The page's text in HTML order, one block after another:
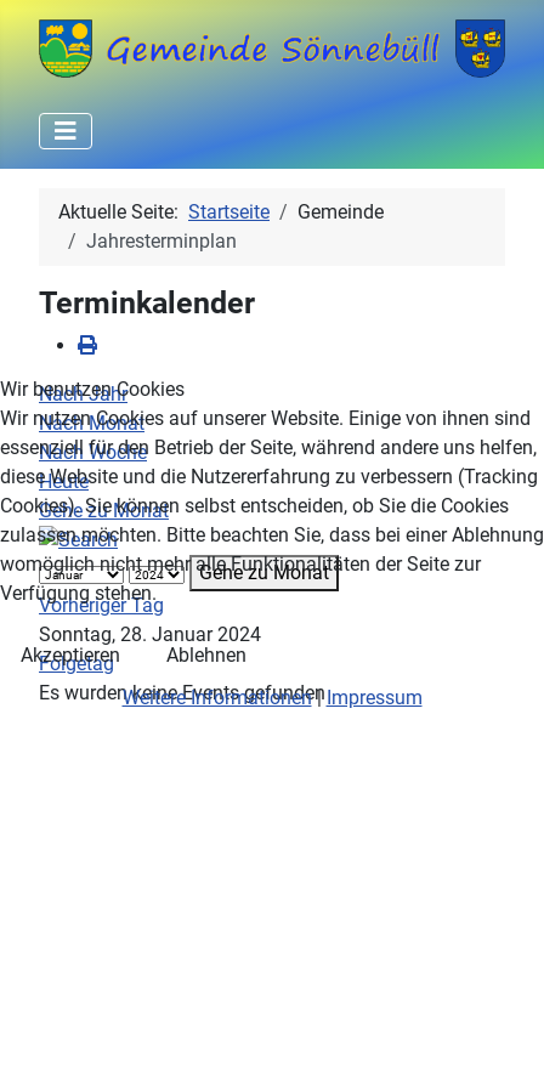
Aktuelle Seite: Startseite
Gemeinde
Jahresterminplan
Terminkalender
Nach Jahr
Nach Monat
Nach Woche
Heute
Gehe zu Monat
Gehe zu Monat
Vorheriger Tag
Sonntag, 28. Januar 2024
Folgetag
Es wurden keine Events gefunden
Wir benutzen Cookies
Wir nutzen Cookies auf unserer Website. Einige von ihnen sind
essenziell für den Betrieb der Seite, während andere uns helfen,
diese Website und die Nutzererfahrung zu verbessern (Tracking
Cookies). Sie können selbst entscheiden, ob Sie die Cookies
zulassen möchten. Bitte beachten Sie, dass bei einer Ablehnung
womöglich nicht mehr alle Funktionalitäten der Seite zur
Verfügung stehen.
Akzeptieren
Ablehnen
Weitere Informationen|Impressum